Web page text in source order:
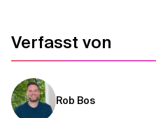
Verfasst von
Rob Bos